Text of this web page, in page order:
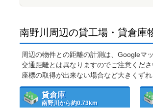
南野川周辺の貸工場・貸倉庫
周辺の物件との距離の計測は、Googleマ
交通距離とは異なりますのでご注意くださ
座標の取得が出来ない場合など大きくずれ
貸倉庫
南野川から約0.73km